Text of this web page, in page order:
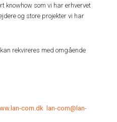
knowhow som vi har erhvervet
og store projekter vi har
rekvireres med omgående
com.dk
lan-com@lan-